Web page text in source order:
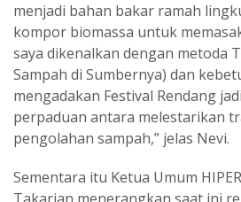
menjadi bahan bakar ramah
kompor biomassa untuk
saya dikenalkan dengan metoda
Sampah di Sumbernya) dan
mengadakan Festival Rendang
perpaduan antara melestarikan
pengolahan sampah,” jelas Nevi.
Sementara itu Ketua Umum